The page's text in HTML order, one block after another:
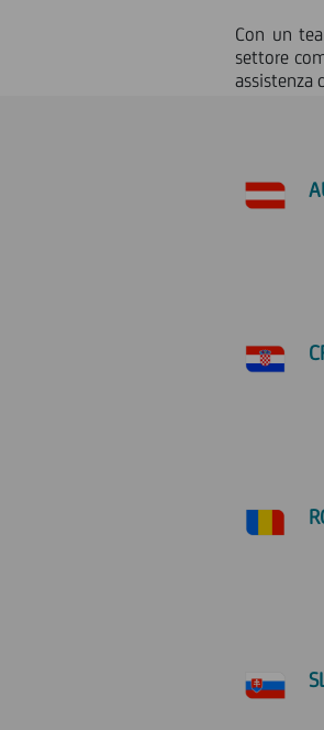
Con un
settore
assistenza